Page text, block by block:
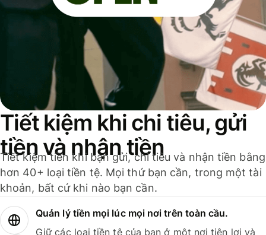
Tiết kiệm khi chi tiêu, gửi
tiền và nhận tiền
Tiết kiệm tiền khi bạn gửi, chi tiêu và nhận tiền bằng
hơn 40+ loại tiền tệ. Mọi thứ bạn cần, trong một tài
khoản, bất cứ khi nào bạn cần.
Quản lý tiền mọi lúc mọi nơi trên toàn cầu.
Giữ các loại tiền tệ của bạn ở một nơi tiện lợi và